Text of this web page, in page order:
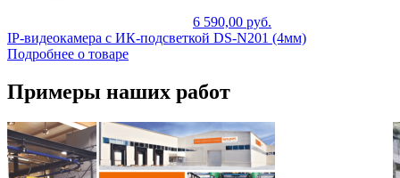
6 590,00 руб.
IP-видеокамера с ИК-подсветкой DS-N201 (4мм)
Подробнее о товаре
Примеры наших работ